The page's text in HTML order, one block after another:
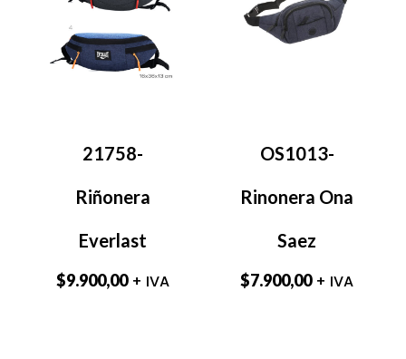
21758-
Riñonera
Everlast
$9.900,00 + IVA
OS1013-
Rinonera Ona
Saez
$7.900,00 + IVA